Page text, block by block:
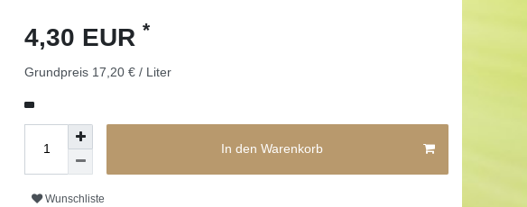
4,30 EUR *
Grundpreis 17,20 € / Liter
In den Warenkorb
Wunschliste